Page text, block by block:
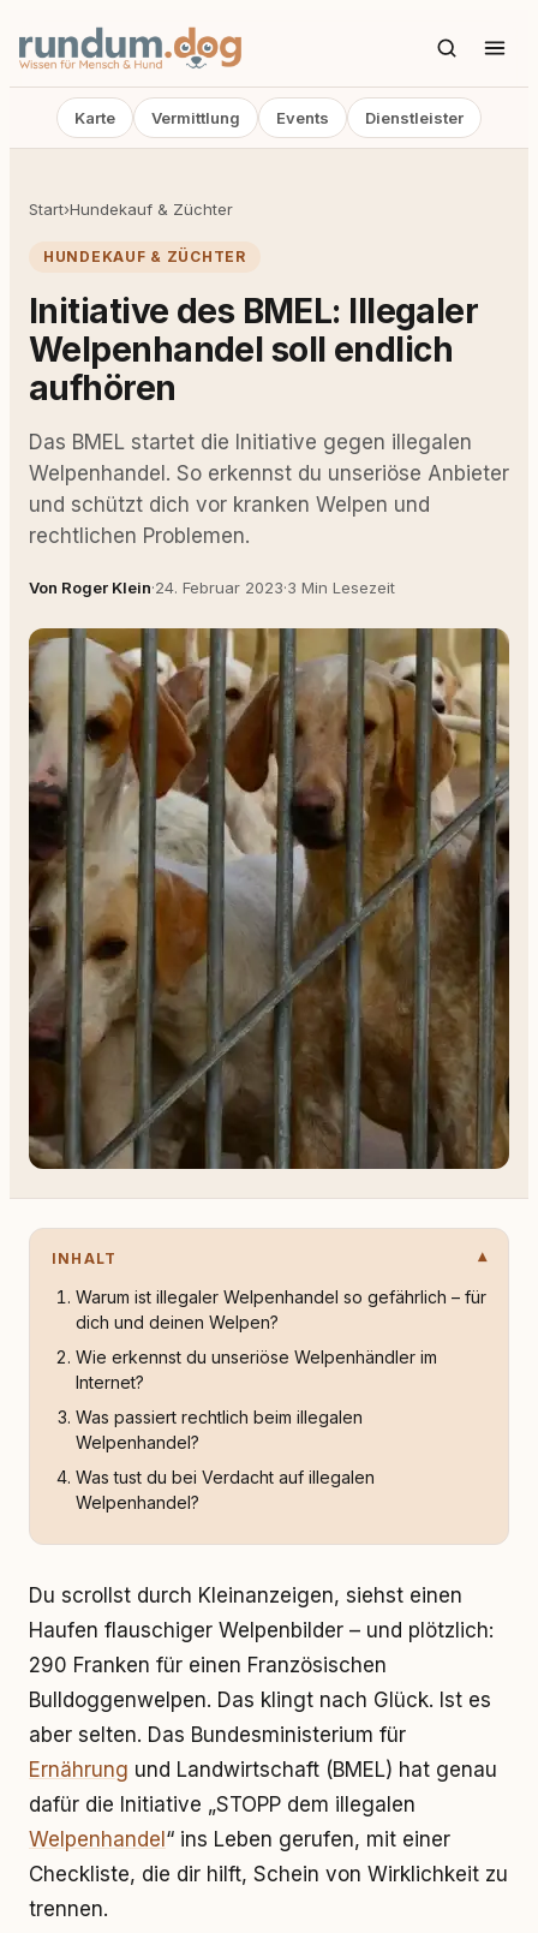
Karte Vermittlung Events Dienstleister
Start›Hundekauf & Züchter
HUNDEKAUF & ZÜCHTER
Initiative des BMEL: Illegaler
Welpenhandel soll endlich
aufhören
Das BMEL startet die Initiative gegen illegalen
Welpenhandel. So erkennst du unseriöse Anbieter
und schützt dich vor kranken Welpen und
rechtlichen Problemen.
Von Roger Klein·24. Februar 2023·3 Min Lesezeit
INHALT
Warum ist illegaler Welpenhandel so gefährlich – für
dich und deinen Welpen?
Wie erkennst du unseriöse Welpenhändler im
Internet?
Was passiert rechtlich beim illegalen
Welpenhandel?
Was tust du bei Verdacht auf illegalen
Welpenhandel?
Du scrollst durch Kleinanzeigen, siehst einen
Haufen flauschiger Welpenbilder – und plötzlich:
290 Franken für einen Französischen
Bulldoggenwelpen. Das klingt nach Glück. Ist es
aber selten. Das Bundesministerium für
Ernährung und Landwirtschaft (BMEL) hat genau
dafür die Initiative „STOPP dem illegalen
Welpenhandel “ ins Leben gerufen, mit einer
Checkliste, die dir hilft, Schein von Wirklichkeit zu
trennen.